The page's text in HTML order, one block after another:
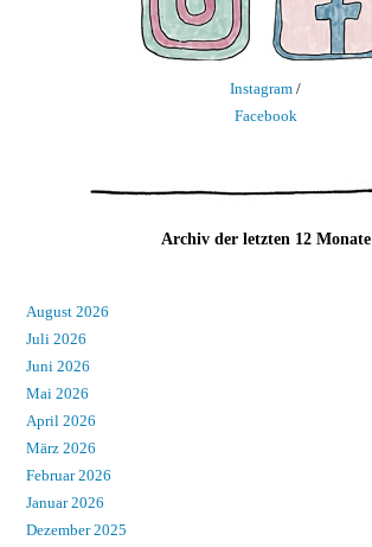
Instagram /
Facebook
Archiv der letzten 12 Monate
August 2026
Juli 2026
Juni 2026
Mai 2026
April 2026
März 2026
Februar 2026
Januar 2026
Dezember 2025